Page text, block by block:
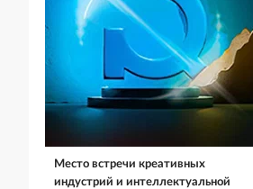
Место встречи креативных
индустрий и интеллектуальной